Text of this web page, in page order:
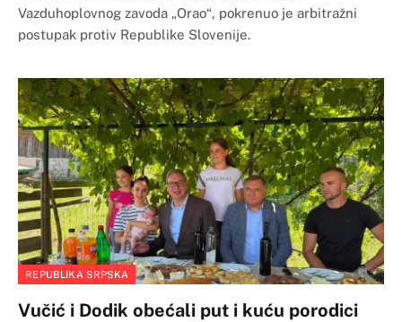
Vazduhoplovnog zavoda „Orao“, pokrenuo je arbitražni
postupak protiv Republike Slovenije.
REPUBLIKA SRPSKA
Vučić i Dodik obećali put i kuću porodici